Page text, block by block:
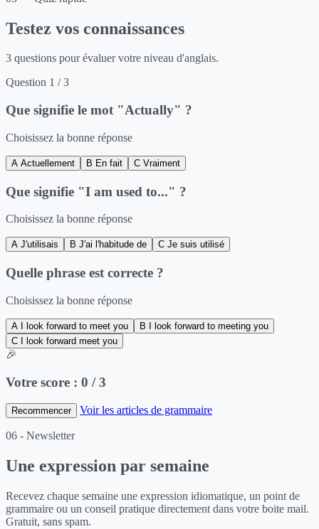
Testez vos connaissances
3 questions pour évaluer votre niveau d'anglais.
Question 1 / 3
Que signifie le mot "Actually" ?
Choisissez la bonne réponse
A Actuellement B En fait C Vraiment
Que signifie "I am used to..." ?
Choisissez la bonne réponse
A J'utilisais B J'ai l'habitude de C Je suis utilisé
Quelle phrase est correcte ?
Choisissez la bonne réponse
A I look forward to meet you B
I look forward to meeting you
C
I look forward meet you
🎉
Votre score : 0 / 3
Recommencer Voir les articles de grammaire
06 - Newsletter
Une expression par semaine
Recevez chaque semaine une expression idiomatique, un point de
grammaire ou un conseil pratique directement dans votre boite mail.
Gratuit, sans spam.